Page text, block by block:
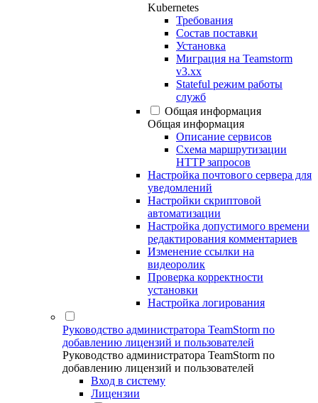
Kubernetes
Требования
Состав поставки
Установка
Миграция на Teamstorm
v3.xx
Stateful режим работы
служб
Общая информация
Общая информация
Описание сервисов
Схема маршрутизации
HTTP запросов
Настройка почтового сервера для
уведомлений
Настройки скриптовой
автоматизации
Настройка допустимого времени
редактирования комментариев
Изменение ссылки на
видеоролик
Проверка корректности
установки
Настройка логирования
Руководство администратора TeamStorm по
добавлению лицензий и пользователей
Руководство администратора TeamStorm по
добавлению лицензий и пользователей
Вход в систему
Лицензии